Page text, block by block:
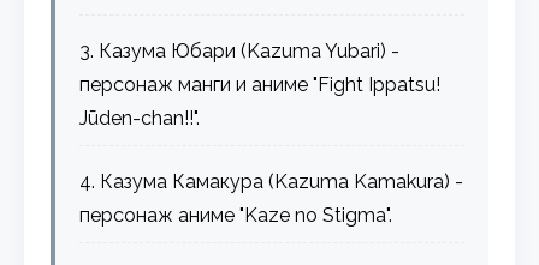
3. Казума Юбари (Kazuma Yubari) -
персонаж манги и аниме "Fight Ippatsu!
Jūden-chan!!".
4. Казума Камакура (Kazuma Kamakura) -
персонаж аниме "Kaze no Stigma".